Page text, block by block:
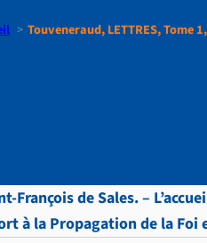
Touveneraud, LETTRES, Tome
François de Sales. –
à la Propagation de la